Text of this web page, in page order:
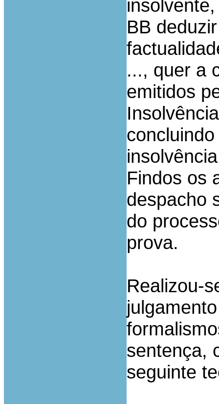
BB
..., quer a
emitidos
Findos os
despacho
do
prova.
Realizou-
sentença,
seguinte